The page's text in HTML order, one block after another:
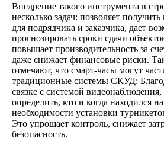
Внедрение такого инструмента в
несколько задач: позволяет
для подрядчика и заказчика, дает
прогнозировать сроки сдачи
повышает производительность за
даже снижает финансовые риски.
отмечают, что смарт-часы могут
традиционные системы СКУД:
связке с системой
определить, кто и когда находился
необходимости установки
Это упрощает контроль, снижает
безопасность.